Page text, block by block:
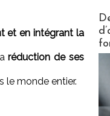
et en intégrant la
réduction de ses
le monde entier.